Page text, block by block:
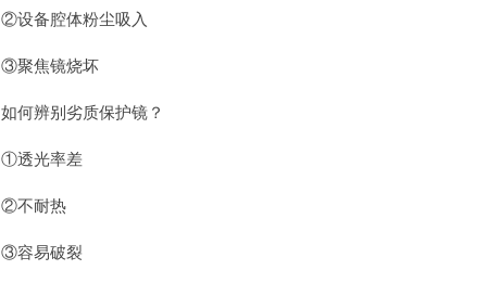
②设备腔体粉尘吸入
③聚焦镜烧坏
如何辨别劣质保护镜？
①透光率差
②不耐热
③容易破裂